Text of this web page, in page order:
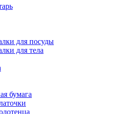
для посуды
для тела
бумага